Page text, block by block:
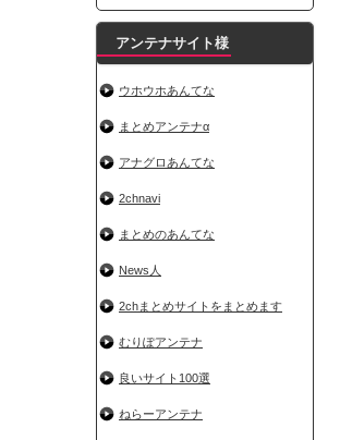
アンテナサイト様
ウホウホあんてな
まとめアンテナα
アナグロあんてな
2chnavi
まとめのあんてな
News人
2chまとめサイトをまとめます
むりぽアンテナ
良いサイト100選
ねらーアンテナ